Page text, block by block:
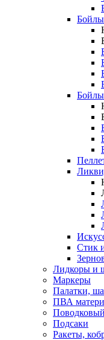
Стик
Лидкоры и
Маркеры
Палатки,
ПВА
Подсаки
Ракеты,